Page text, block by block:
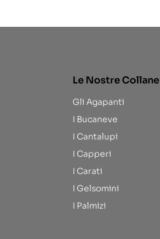
Le Nostre Collane
Gli Agapanti
I Bucaneve
I Cantalupi
I Capperi
I Carati
I Gelsomini
I Palmizi